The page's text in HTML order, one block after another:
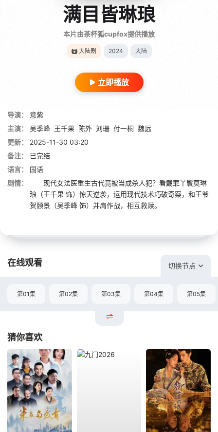
满目皆琳琅
本片由茶杯狐cupfox提供播放
大陆剧 2024 大陆
立即播放
导演：
意紫
主演：
吴季峰 王千果 陈外 刘珊 付一桐 魏远
更新：
2025-11-30 03:20
备注：
已完结
语言：
国语
剧情：
现代女法医重生古代竟被当成杀人犯？看戴罪丫鬟莫琳
琅（王千果 饰）惊天逆袭，运用现代技术巧破奇案，和王爷
贺颐景（吴季峰 饰）并肩作战，相互救赎。
在线观看 切换节点
第01集 第02集 第03集 第04集 第05集
猜你喜欢